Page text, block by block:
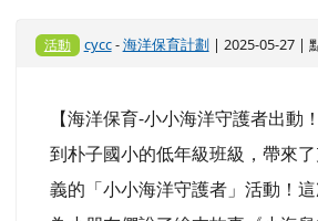
活動 cycc-海洋保育計劃| 2025-05-27 |
【海洋保育-小小海洋守護者出動
到朴子國小的低年級班級，帶來
義的「小小海洋守護者」活動！